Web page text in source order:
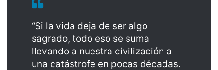
“Si la vida deja de ser algo
sagrado, todo eso se suma
llevando a nuestra civilización a
una catástrofe en pocas décadas.